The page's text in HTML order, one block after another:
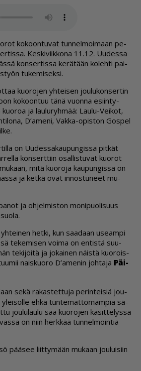
ko­koon­tu­vat tun­nel­moi­maan pe­
Kes­ki­viik­ko­na 11.12. Uu­des­sa
kon­ser­tis­sa ke­rä­tään ko­leh­ti pai­
tu­ke­mi­sek­si.
kuo­ro­jen yh­tei­sen jou­lu­kon­ser­tin
ko­koon­tuu tänä vuon­na esiin­ty­
ja lau­lu­ryh­mää: Lau­lu-Vei­kot,
D’ame­ni, Vak­ka-opis­ton Gos­pel
on Uu­des­sa­kau­pun­gis­sa pit­kät
kon­sert­tiin osal­lis­tu­vat kuo­rot
mitä kuo­ro­ja kau­pun­gis­sa on
ja ket­kä ovat in­nos­tu­neet mu­
ja oh­jel­mis­ton mo­ni­puo­li­suus
het­ki, kun saa­daan use­am­pi
te­ke­mi­sen voi­ma on en­tis­tä suu­
te­ki­jöi­tä ja jo­kai­nen näis­tä kuo­rois­
nais­kuo­ro D’ame­nin joh­ta­ja Päi­
sekä ra­kas­tet­tu­ja pe­rin­tei­siä jou­
ylei­söl­le eh­kä tun­te­mat­to­mam­pia sä­
jou­lu­lau­lu saa kuo­ro­jen kä­sit­te­lys­sä
on niin herk­kää tun­nel­moin­tia
pää­see liit­ty­mään mu­kaan jou­lui­siin